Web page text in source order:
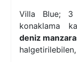
Villa Blue;
konaklama
deniz